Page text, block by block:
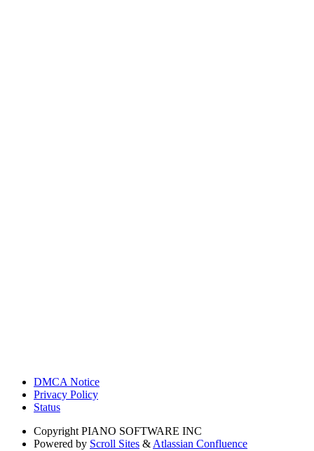
DMCA Notice
Privacy Policy
Status
Copyright PIANO SOFTWARE INC
Powered by Scroll Sites & Atlassian Confluence